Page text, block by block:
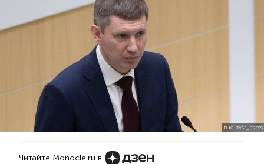
FLICKR/SF_PRESS
Читайте Monocle.ru в